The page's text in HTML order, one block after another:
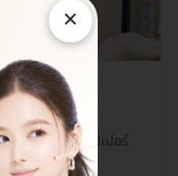
สต์ คลินิก
207 หมู่ 5 ถ. ซุปเปอร์
×